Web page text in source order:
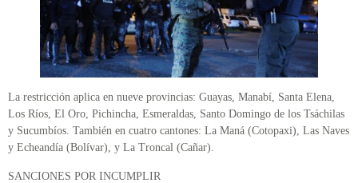
La restricción aplica en nueve provincias: Guayas, Manabí, Santa Elena,
Los Ríos, El Oro, Pichincha, Esmeraldas, Santo Domingo de los Tsáchilas
y Sucumbíos. También en cuatro cantones: La Maná (Cotopaxi), Las Naves
y Echeandía (Bolívar), y La Troncal (Cañar).
SANCIONES POR INCUMPLIR